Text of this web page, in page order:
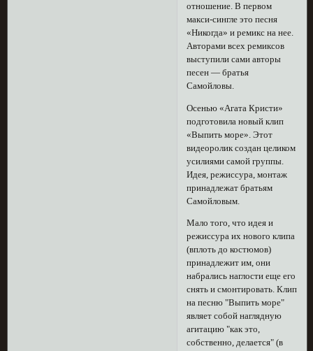
отношение. В первом
макси-сингле это песня
«Никогда» и ремикс на нее.
Авторами всех ремиксов
выступили сами авторы
песен — братья
Самойловы.
Осенью «Агата Кристи»
подготовила новый клип
«Выпить море». Этот
видеоролик создан целиком
усилиями самой группы.
Идея, режиссура, монтаж
принадлежат братьям
Самойловым.
Мало того, что идея и
режиссура их нового клипа
(вплоть до костюмов)
принадлежит им, они
набрались наглости еще его
снять и смонтировать. Клип
на песню "Выпить море"
являет собой наглядную
агитацию "как это,
собственно, делается" (в